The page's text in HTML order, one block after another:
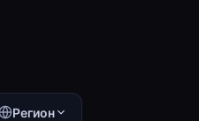
Регион